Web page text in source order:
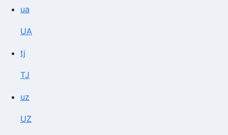
ua
UA
tj
TJ
uz
UZ